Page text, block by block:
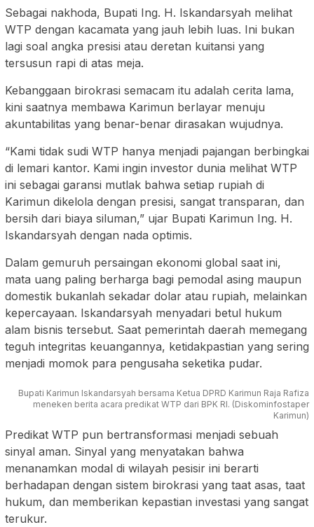
Sebagai nakhoda, Bupati Ing. H. Iskandarsyah melihat
WTP dengan kacamata yang jauh lebih luas. Ini bukan
lagi soal angka presisi atau deretan kuitansi yang
tersusun rapi di atas meja.
Kebanggaan birokrasi semacam itu adalah cerita lama,
kini saatnya membawa Karimun berlayar menuju
akuntabilitas yang benar-benar dirasakan wujudnya.
“Kami tidak sudi WTP hanya menjadi pajangan berbingkai
di lemari kantor. Kami ingin investor dunia melihat WTP
ini sebagai garansi mutlak bahwa setiap rupiah di
Karimun dikelola dengan presisi, sangat transparan, dan
bersih dari biaya siluman,” ujar Bupati Karimun Ing. H.
Iskandarsyah dengan nada optimis.
Dalam gemuruh persaingan ekonomi global saat ini,
mata uang paling berharga bagi pemodal asing maupun
domestik bukanlah sekadar dolar atau rupiah, melainkan
kepercayaan. Iskandarsyah menyadari betul hukum
alam bisnis tersebut. Saat pemerintah daerah memegang
teguh integritas keuangannya, ketidakpastian yang sering
menjadi momok para pengusaha seketika pudar.
Bupati Karimun Iskandarsyah bersama Ketua DPRD Karimun Raja Rafiza
meneken berita acara predikat WTP dari BPK RI. (Diskominfostaper
Karimun)
Predikat WTP pun bertransformasi menjadi sebuah
sinyal aman. Sinyal yang menyatakan bahwa
menanamkan modal di wilayah pesisir ini berarti
berhadapan dengan sistem birokrasi yang taat asas, taat
hukum, dan memberikan kepastian investasi yang sangat
terukur.